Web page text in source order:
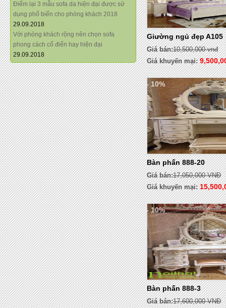
Điểm lại 3 mẫu sofa da hiện đại được sử
dụng phổ biến cho phòng khách 2018
29.09.2018
Với phòng khách rộng nên chọn sofa
phong cách cổ điển hay hiện đại
29.09.2018
Giường ngủ đẹp A105
Giá bán:10,500,000 vnđ
Giá khuyến mại:
- 10%
Bàn phấn 888-20
Giá bán:17,050,000 VNĐ
Giá khuyến mại:
- 10%
Bàn phấn 888-3
Giá bán:17,600,000 VNĐ